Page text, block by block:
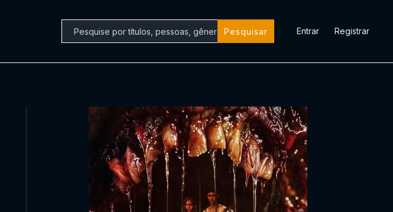
Pesquisar Entrar Registrar